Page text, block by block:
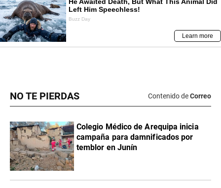
NO TE PIERDAS Contenido deCorreo
Colegio Médico de Arequipa inicia
campaña para damnificados por
temblor en Junín